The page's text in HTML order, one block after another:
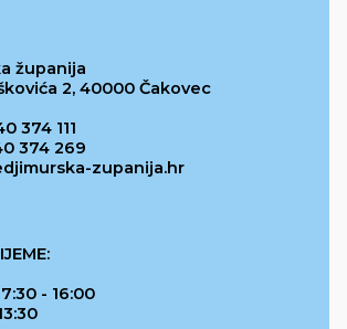
županija
2, 40000 Čakovec
374 111
374 269
zupanija.hr
- 16:00